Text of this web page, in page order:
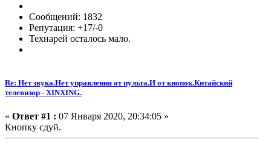
Сообщений: 1832
Репутация: +17/-0
Технарей осталось мало.
Re: Нет звука.Нет управления от пульта.И от кнопок.Китайский
телевизор - XINXING.
« Ответ #1 : 07 Января 2020, 20:34:05 »
Кнопку сдуй.